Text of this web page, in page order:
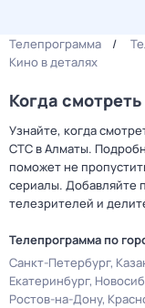
Телепрограмма
Кино в деталях
Когда
Узнайте, когда
СТС в Алматы.
поможет не
сериалы. Добавляйте
телезрителей и
Телепрограмма по
Санкт-Петербург
Екатеринбург
Ростов-на-Дону